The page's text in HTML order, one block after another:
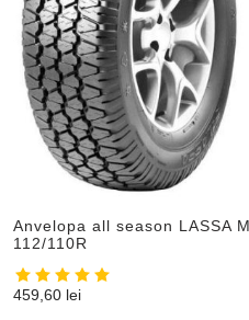
Anvelopa all season LASSA
112/110R
459,60 lei